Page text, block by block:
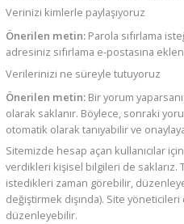
Verinizi kimlerle paylaşıyoruz
Önerilen metin: Parola sıfırlama
adresiniz sıfırlama e-postasına
Verilerinizi ne süreyle tutuyoruz
Önerilen metin: Bir yorum
olarak saklanır. Böylece, sonraki
otomatik olarak tanıyabilir ve
Sitemizde hesap açan kullanıcılar
verdikleri kişisel bilgileri de saklarız.
istedikleri zaman görebilir,
değiştirmek dışında). Site
düzenleyebilir.